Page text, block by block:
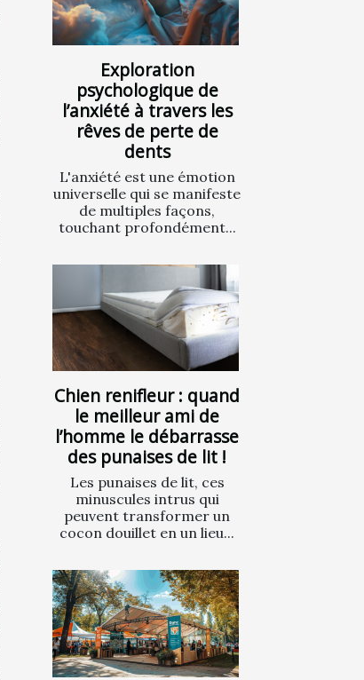
Exploration
psychologique de
l’anxiété à travers les
rêves de perte de
dents
L'anxiété est une émotion
universelle qui se manifeste
de multiples façons,
touchant profondément...
Chien renifleur : quand
le meilleur ami de
l’homme le débarrasse
des punaises de lit !
Les punaises de lit, ces
minuscules intrus qui
peuvent transformer un
cocon douillet en un lieu...